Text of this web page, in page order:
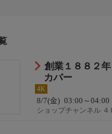
創業１８８２
カバー
4K
8/7(金) 03:00～04:00
ショップチャンネル ４